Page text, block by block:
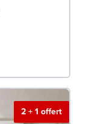
2 + 1 offert